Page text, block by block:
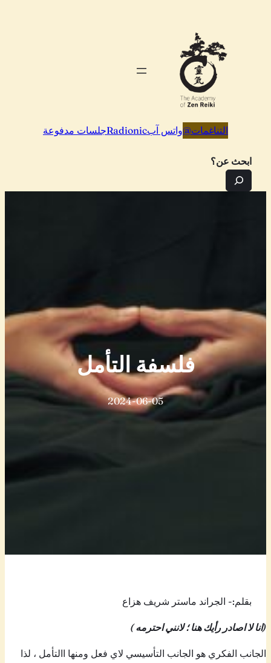
التناغمات@واتس آبRadionicجلسات مدفوعة
ابحث عن؟
فلسفة التأمل
2024-06-05
بقلم:- الجراند ماستر شريف هزاع
(انا لا اصادر رأيك هنا ؛ لانني احترمه )
الجانب الفكري هو الجانب التأسيسي لاي فعل ومنها االتأمل ، لذا